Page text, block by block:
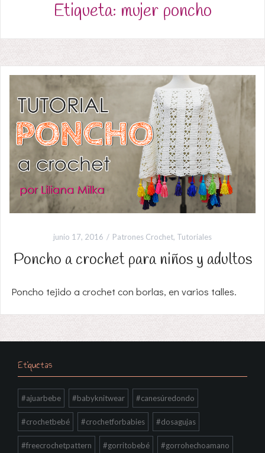
Etiqueta: mujer poncho
junio 17, 2016 Patrones Crochet, Tutoriales
Poncho a crochet para niños y adultos
Poncho tejido a crochet con borlas, en varios talles.
Etiquetas
#ajuarbebe #babyknitwear #canesúredondo
#crochetbebé #crochetforbabies #dosagujas
#freecrochetpattern #gorritobebé #gorrohechoamano